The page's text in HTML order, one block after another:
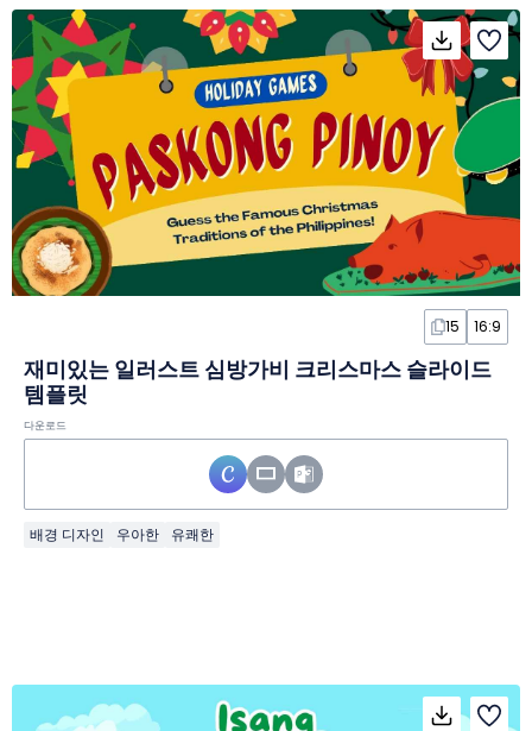
15 16:9
재미있는 일러스트 심방가비 크리스마스 슬라이드
템플릿
다운로드
배경 디자인 우아한 유쾌한